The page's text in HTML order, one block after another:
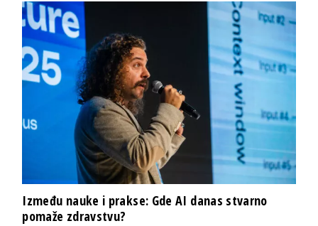
Između nauke i prakse: Gde AI danas stvarno
pomaže zdravstvu?